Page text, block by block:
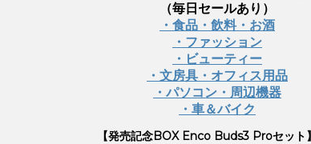
（毎日セールあり）
・食品・飲料・お酒
・ファッション
・ビューティー
・文房具・オフィス用品
・パソコン・周辺機器
・車＆バイク
【発売記念BOX Enco Buds3 Proセット】